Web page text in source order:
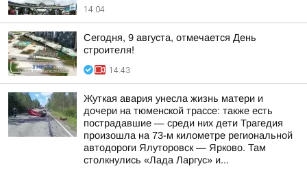
14:04
Сегодня, 9 августа, отмечается День
строителя!
14:43
Жуткая авария унесла жизнь матери и
дочери на тюменской трассе: также есть
пострадавшие — среди них дети Трагедия
произошла на 73-м километре региональной
автодороги Ялуторовск — Ярково. Там
столкнулись «Лада Ларгус» и...